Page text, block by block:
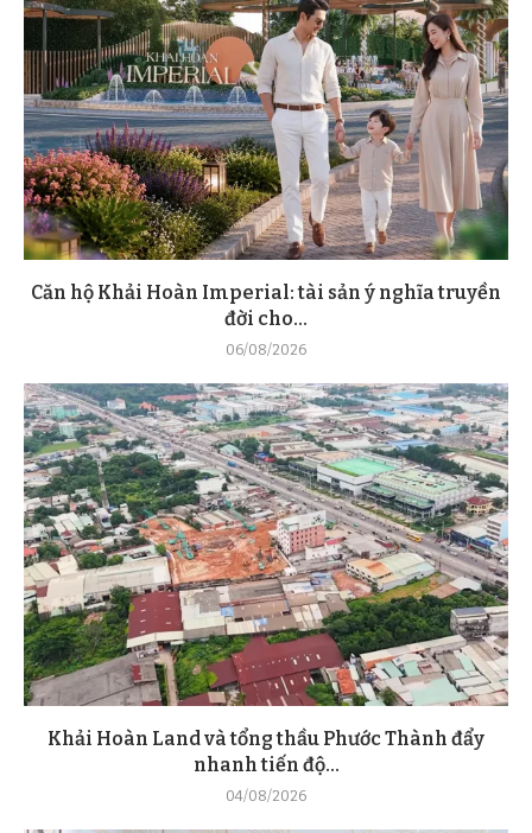
Căn hộ Khải Hoàn Imperial: tài sản ý nghĩa truyền
đời cho...
06/08/2026
Khải Hoàn Land và tổng thầu Phước Thành đẩy
nhanh tiến độ...
04/08/2026